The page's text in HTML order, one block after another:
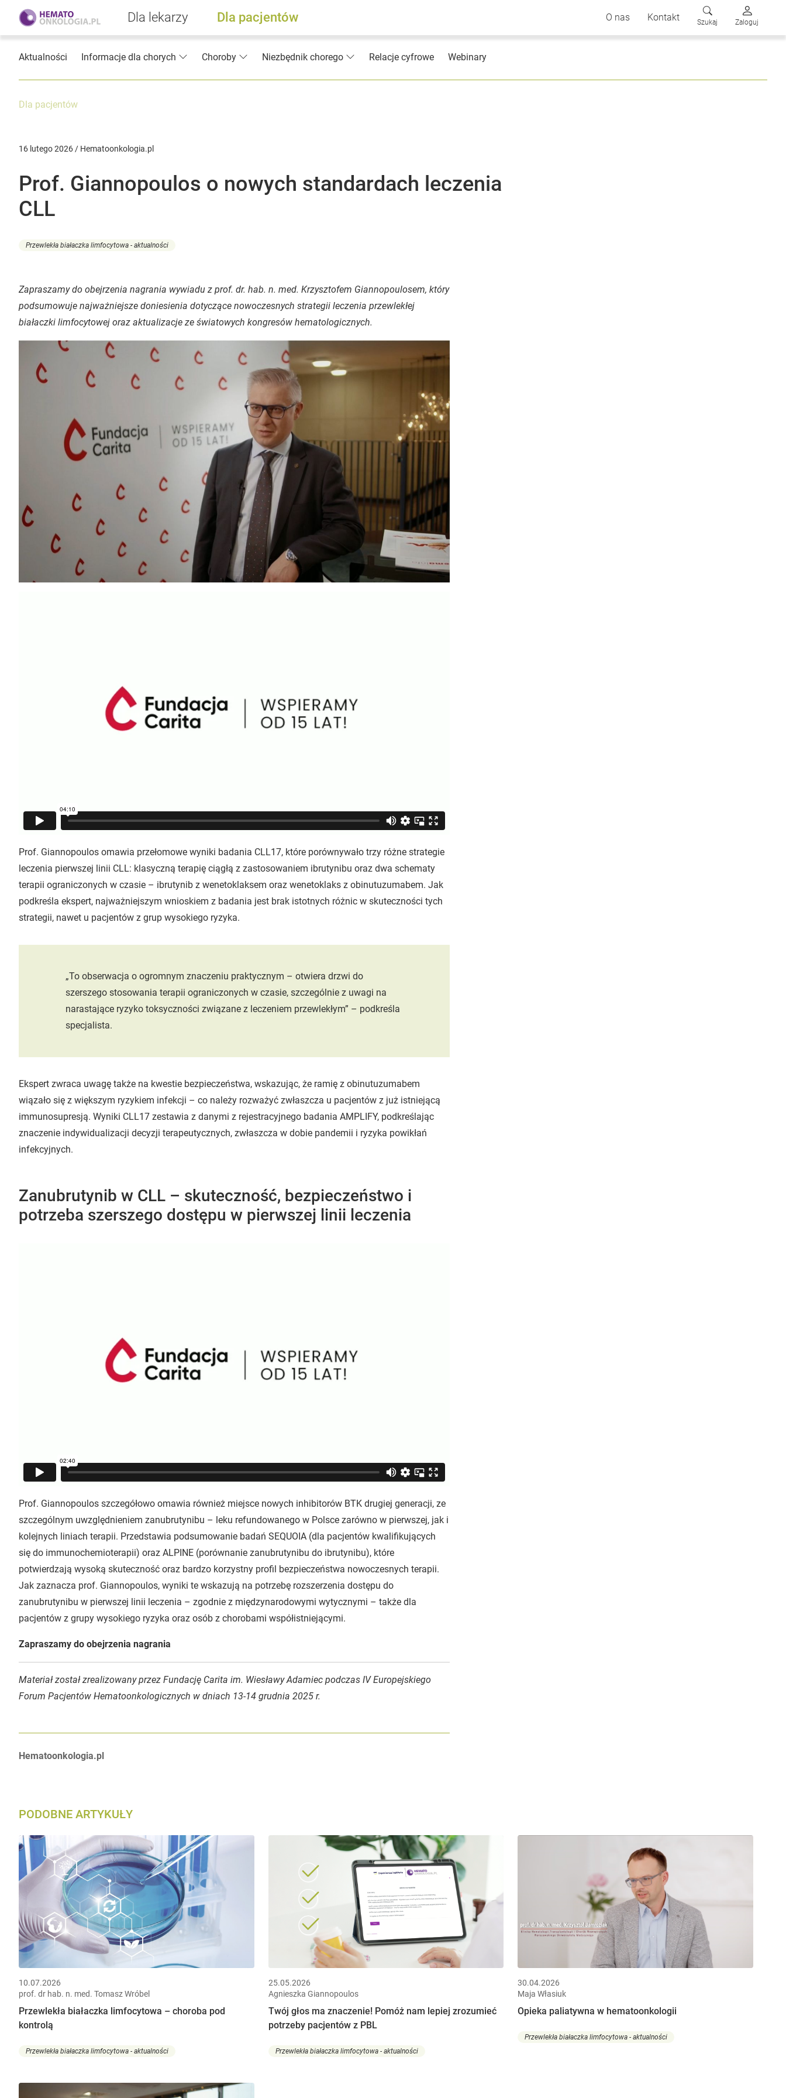
Dla lekarzy Dla pacjentów O nas Kontakt Szukaj Zaloguj
Aktualności Informacje dla chorych Choroby Niezbędnik chorego Relacje cyfrowe Webinary
Dla pacjentów
16 lutego 2026 / Hematoonkologia.pl
Prof. Giannopoulos o nowych standardach leczenia
CLL
Przewlekła białaczka limfocytowa - aktualności
Zapraszamy do obejrzenia nagrania wywiadu z prof. dr. hab. n. med. Krzysztofem Giannopoulosem, który
podsumowuje najważniejsze doniesienia dotyczące nowoczesnych strategii leczenia przewlekłej
białaczki limfocytowej oraz aktualizacje ze światowych kongresów hematologicznych.
Prof. Giannopoulos omawia przełomowe wyniki badania CLL17, które porównywało trzy różne strategie
leczenia pierwszej linii CLL: klasyczną terapię ciągłą z zastosowaniem ibrutynibu oraz dwa schematy
terapii ograniczonych w czasie – ibrutynib z wenetoklaksem oraz wenetoklaks z obinutuzumabem. Jak
podkreśla ekspert, najważniejszym wnioskiem z badania jest brak istotnych różnic w skuteczności tych
strategii, nawet u pacjentów z grup wysokiego ryzyka.
„To obserwacja o ogromnym znaczeniu praktycznym – otwiera drzwi do
szerszego stosowania terapii ograniczonych w czasie, szczególnie z uwagi na
narastające ryzyko toksyczności związane z leczeniem przewlekłym” – podkreśla
specjalista.
Ekspert zwraca uwagę także na kwestie bezpieczeństwa, wskazując, że ramię z obinutuzumabem
wiązało się z większym ryzykiem infekcji – co należy rozważyć zwłaszcza u pacjentów z już istniejącą
immunosupresją. Wyniki CLL17 zestawia z danymi z rejestracyjnego badania AMPLIFY, podkreślając
znaczenie indywidualizacji decyzji terapeutycznych, zwłaszcza w dobie pandemii i ryzyka powikłań
infekcyjnych.
Zanubrutynib w CLL – skuteczność, bezpieczeństwo i
potrzeba szerszego dostępu w pierwszej linii leczenia
Prof. Giannopoulos szczegółowo omawia również miejsce nowych inhibitorów BTK drugiej generacji, ze
szczególnym uwzględnieniem zanubrutynibu – leku refundowanego w Polsce zarówno w pierwszej, jak i
kolejnych liniach terapii. Przedstawia podsumowanie badań SEQUOIA (dla pacjentów kwalifikujących
się do immunochemioterapii) oraz ALPINE (porównanie zanubrutynibu do ibrutynibu), które
potwierdzają wysoką skuteczność oraz bardzo korzystny profil bezpieczeństwa nowoczesnych terapii.
Jak zaznacza prof. Giannopoulos, wyniki te wskazują na potrzebę rozszerzenia dostępu do
zanubrutynibu w pierwszej linii leczenia – zgodnie z międzynarodowymi wytycznymi – także dla
pacjentów z grupy wysokiego ryzyka oraz osób z chorobami współistniejącymi.
Zapraszamy do obejrzenia nagrania
Materiał został zrealizowany przez Fundację Carita im. Wiesławy Adamiec podczas IV Europejskiego
Forum Pacjentów Hematoonkologicznych w dniach 13-14 grudnia 2025 r.
Autorzy:
Hematoonkologia.pl
PODOBNE ARTYKUŁY
10.07.2026
prof. dr hab. n. med. Tomasz Wróbel
Przewlekła białaczka limfocytowa – choroba pod
kontrolą
Przewlekła białaczka limfocytowa - aktualności
25.05.2026
Agnieszka Giannopoulos
Twój głos ma znaczenie! Pomóż nam lepiej zrozumieć
potrzeby pacjentów z PBL
Przewlekła białaczka limfocytowa - aktualności
30.04.2026
Maja Własiuk
Opieka paliatywna w hematoonkologii
Przewlekła białaczka limfocytowa - aktualności